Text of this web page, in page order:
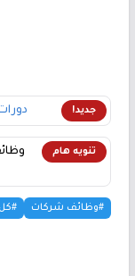
جديد!
تنويه هام
#وظائف شركات